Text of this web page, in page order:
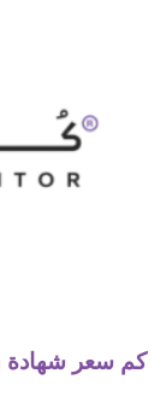
كم سعر شهادة socpa؟